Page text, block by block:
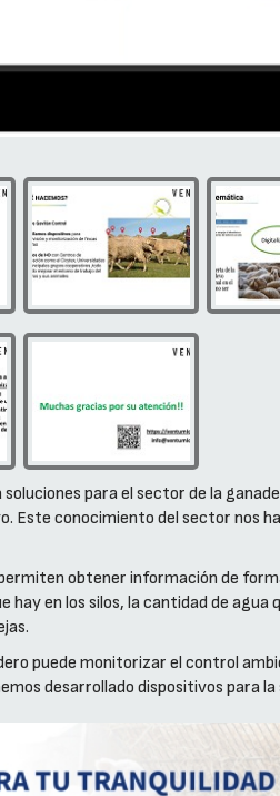
para el sector de la
Este conocimiento del sector
obtener información de
hay en los silos, la cantidad de
puede monitorizar el control
desarrollado dispositivos para